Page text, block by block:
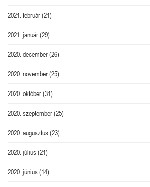
2021. február(21)
2021. január(29)
2020. december(26)
2020. november(25)
2020. október(31)
2020. szeptember(25)
2020. augusztus(23)
2020. július(21)
2020. június(14)